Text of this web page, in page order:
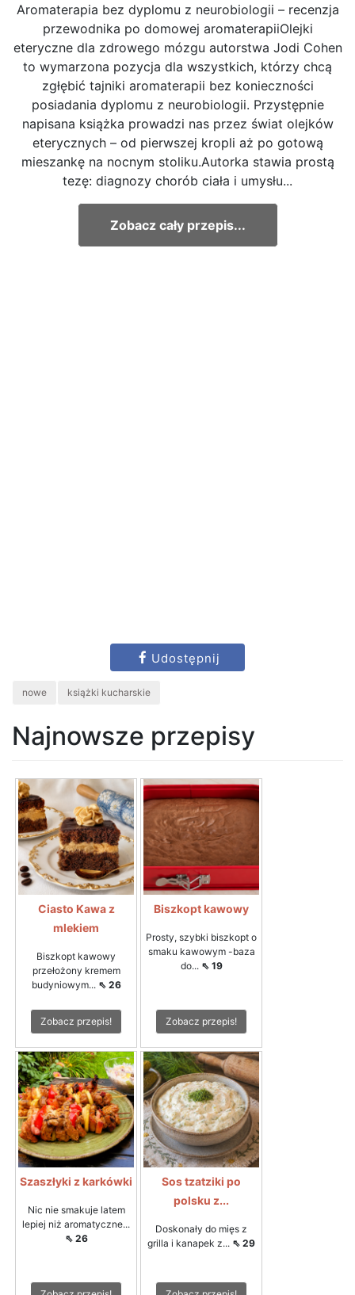
Aromaterapia bez dyplomu z neurobiologii – recenzja
przewodnika po domowej aromaterapiiOlejki
eteryczne dla zdrowego mózgu autorstwa Jodi Cohen
to wymarzona pozycja dla wszystkich, którzy chcą
zgłębić tajniki aromaterapii bez konieczności
posiadania dyplomu z neurobiologii. Przystępnie
napisana książka prowadzi nas przez świat olejków
eterycznych – od pierwszej kropli aż po gotową
mieszankę na nocnym stoliku.Autorka stawia prostą
tezę: diagnozy chorób ciała i umysłu...
Zobacz cały przepis...
Udostępnij
nowe książki kucharskie
Najnowsze przepisy
Ciasto Kawa z
mlekiem
Biszkopt kawowy
przełożony kremem
budyniowym... ⇖ 26
Zobacz przepis!
Biszkopt kawowy
Prosty, szybki biszkopt o
smaku kawowym -baza
do... ⇖ 19
Zobacz przepis!
Szaszłyki z karkówki
Nic nie smakuje latem
lepiej niż aromatyczne...
⇖ 26
Sos tzatziki po
polsku z...
Doskonały do mięs z
grilla i kanapek z... ⇖ 29